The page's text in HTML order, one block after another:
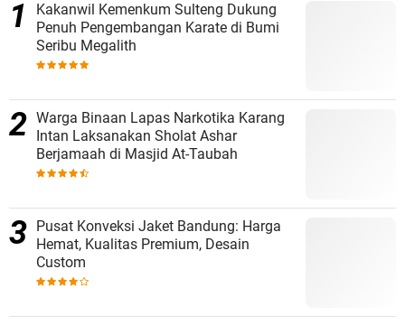
Kakanwil Kemenkum Sulteng Dukung
Penuh Pengembangan Karate di Bumi
Seribu Megalith
Warga Binaan Lapas Narkotika Karang
Intan Laksanakan Sholat Ashar
Berjamaah di Masjid At-Taubah
Pusat Konveksi Jaket Bandung: Harga
Hemat, Kualitas Premium, Desain
Custom